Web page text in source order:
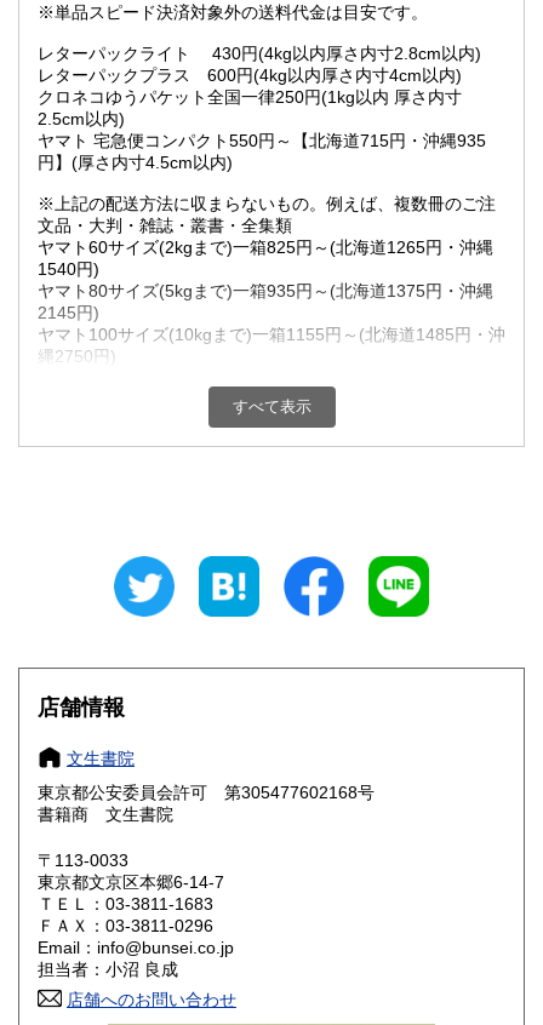
※単品スピード決済対象外の送料代金は目安です。
レターパックライト 430円(4kg以内厚さ内寸2.8cm以内)
レターパックプラス 600円(4kg以内厚さ内寸4cm以内)
クロネコゆうパケット全国一律250円(1kg以内 厚さ内寸
2.5cm以内)
ヤマト 宅急便コンパクト550円～【北海道715円・沖縄935
円】(厚さ内寸4.5cm以内)
※上記の配送方法に収まらないもの。例えば、複数冊のご注
文品・大判・雑誌・叢書・全集類
ヤマト60サイズ(2kgまで)一箱825円～(北海道1265円・沖縄
1540円)
ヤマト80サイズ(5kgまで)一箱935円～(北海道1375円・沖縄
2145円)
ヤマト100サイズ(10kgまで)一箱1155円～(北海道1485円・沖
縄2750円)
青森県
岩手県 宮城県
秋田県
600円
栃木県
埼玉県 600円
東京都 600円
新潟県 600円
すべて表示
店舗情報
文生書院
東京都公安委員会許可 第305477602168号
書籍商 文生書院
〒113-0033
東京都文京区本郷6-14-7
ＴＥＬ：03-3811-1683
ＦＡＸ：03-3811-0296
Email：info@bunsei.co.jp
担当者：小沼 良成
店舗へのお問い合わせ